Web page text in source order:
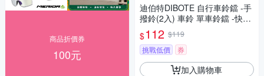
商品折價券
100元
迪伯特DIBOTE 自行車鈴鐺 -手
撥鈴(2入) 車鈴 單車鈴鐺 -快速
到貨
$112 $119
挑戰低價
券
加入購物車